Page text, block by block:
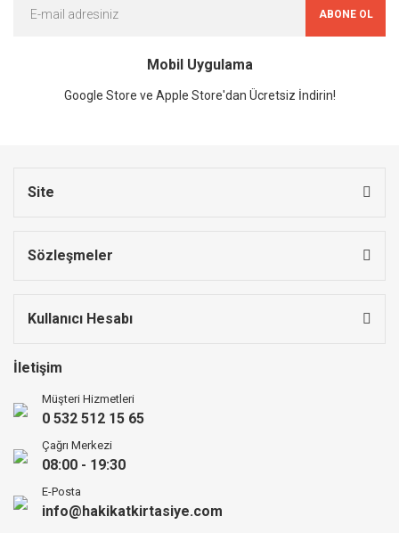
ABONE OL
Mobil Uygulama
Google Store ve Apple Store'dan Ücretsiz İndirin!
Site
Sözleşmeler
Kullanıcı Hesabı
İletişim
Müşteri Hizmetleri
0 532 512 15 65
Çağrı Merkezi
08:00 - 19:30
E-Posta
info@hakikatkirtasiye.com